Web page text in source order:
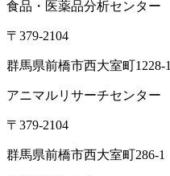
食品・医薬品分析センター
〒379-2104
群馬県前橋市西大室町1228-1
アニマルリサーチセンター
〒379-2104
群馬県前橋市西大室町286-1